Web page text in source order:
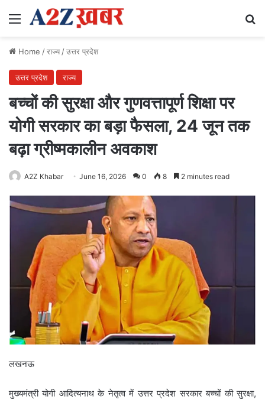
Menu
Home /राज्य/उत्तर प्रदेश
उत्तर प्रदेश राज्य
बच्चों की सुरक्षा और गुणवत्तापूर्ण शिक्षा पर
योगी सरकार का बड़ा फैसला, 24 जून तक
बढ़ा ग्रीष्मकालीन अवकाश
A2Z Khabar June 16, 2026 0 8 2 minutes read
लखनऊ
मुख्यमंत्री योगी आदित्यनाथ के नेतृत्व में उत्तर प्रदेश सरकार बच्चों की सुरक्षा,